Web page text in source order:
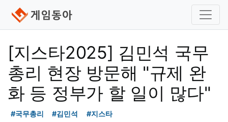
[지스타2025] 김민석 국무
총리 현장 방문해 "규제 완
화 등 정부가 할 일이 많다"
#국무총리 #김민석 #지스타